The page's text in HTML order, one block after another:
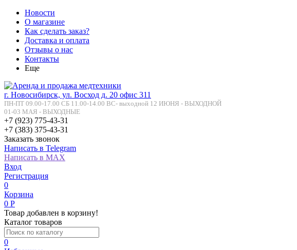
Новости
О магазине
Как сделать заказ?
Доставка и оплата
Отзывы о нас
Контакты
Еще
г. Новосибирск, ул. Восход д. 20 офис 311
ПН-ПТ 09.00-17.00 СБ 11.00-14.00 ВС- выходной 12 ИЮНЯ - ВЫХОДНОЙ
01-03 МАЯ - ВЫХОДНЫЕ
+7 (923) 775-43-31
+7 (383) 375-43-31
Заказать звонок
Написать в Telegram
Написать в MAX
Вход
Регистрация
0
Корзина
0 Р
Товар добавлен в корзину!
Каталог товаров
0